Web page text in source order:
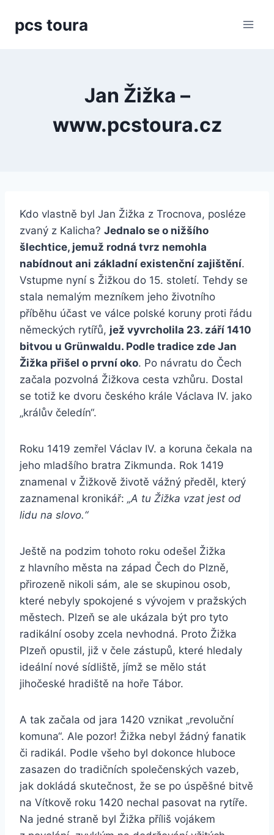
pcs toura
Jan Žižka –
www.pcstoura.cz
Kdo vlastně byl Jan Žižka z Trocnova, posléze
zvaný z Kalicha? Jednalo se o nižšího
šlechtice, jemuž rodná tvrz nemohla
nabídnout ani základní existenční zajištění.
Vstupme nyní s Žižkou do 15. století. Tehdy se
stala nemalým mezníkem jeho životního
příběhu účast ve válce polské koruny proti řádu
německých rytířů, jež vyvrcholila 23. září 1410
bitvou u Grünwaldu. Podle tradice zde Jan
Žižka přišel o první oko. Po návratu do Čech
začala pozvolná Žižkova cesta vzhůru. Dostal
se totiž ke dvoru českého krále Václava IV. jako
„králův čeledín“.
Roku 1419 zemřel Václav IV. a koruna čekala na
jeho mladšího bratra Zikmunda. Rok 1419
znamenal v Žižkově životě vážný předěl, který
zaznamenal kronikář: „A tu Žižka vzat jest od
lidu na slovo.“
Ještě na podzim tohoto roku odešel Žižka
z hlavního města na západ Čech do Plzně,
přirozeně nikoli sám, ale se skupinou osob,
které nebyly spokojené s vývojem v pražských
městech. Plzeň se ale ukázala být pro tyto
radikální osoby zcela nevhodná. Proto Žižka
Plzeň opustil, již v čele zástupů, které hledaly
ideální nové sídliště, jímž se mělo stát
jihočeské hradiště na hoře Tábor.
A tak začala od jara 1420 vznikat „revoluční
komuna“. Ale pozor! Žižka nebyl žádný fanatik
či radikál. Podle všeho byl dokonce hluboce
zasazen do tradičních společenských vazeb,
jak dokládá skutečnost, že se po úspěšné bitvě
na Vítkově roku 1420 nechal pasovat na rytíře.
Na jedné straně byl Žižka příliš vojákem